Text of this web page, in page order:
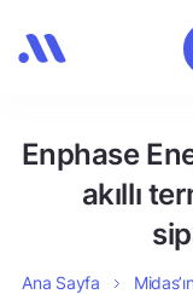
Enphase
akıllı
Ana Sayfa